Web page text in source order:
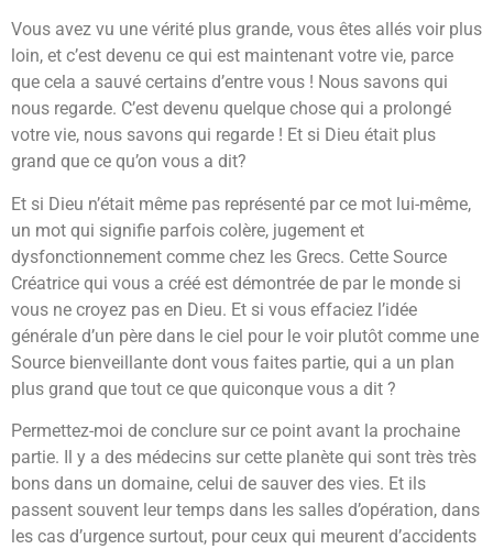
Vous avez vu une vérité plus grande, vous êtes allés voir plus
loin, et c’est devenu ce qui est maintenant votre vie, parce
que cela a sauvé certains d’entre vous ! Nous savons qui
nous regarde. C’est devenu quelque chose qui a prolongé
votre vie, nous savons qui regarde ! Et si Dieu était plus
grand que ce qu’on vous a dit?
Et si Dieu n’était même pas représenté par ce mot lui-même,
un mot qui signifie parfois colère, jugement et
dysfonctionnement comme chez les Grecs. Cette Source
Créatrice qui vous a créé est démontrée de par le monde si
vous ne croyez pas en Dieu. Et si vous effaciez l’idée
générale d’un père dans le ciel pour le voir plutôt comme une
Source bienveillante dont vous faites partie, qui a un plan
plus grand que tout ce que quiconque vous a dit ?
Permettez-moi de conclure sur ce point avant la prochaine
partie. Il y a des médecins sur cette planète qui sont très très
bons dans un domaine, celui de sauver des vies. Et ils
passent souvent leur temps dans les salles d’opération, dans
les cas d’urgence surtout, pour ceux qui meurent d’accidents